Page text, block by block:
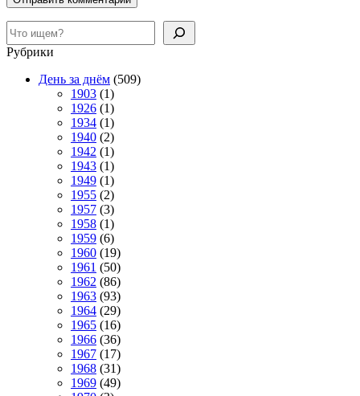
Поиск
Рубрики
День за днём (509)
1903 (1)
1926 (1)
1934 (1)
1940 (2)
1942 (1)
1943 (1)
1949 (1)
1955 (2)
1957 (3)
1958 (1)
1959 (6)
1960 (19)
1961 (50)
1962 (86)
1963 (93)
1964 (29)
1965 (16)
1966 (36)
1967 (17)
1968 (31)
1969 (49)